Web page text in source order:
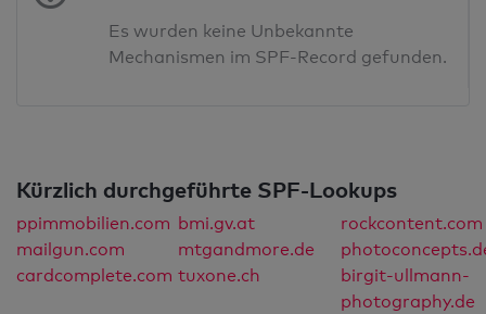
Es wurden keine Unbekannte
Mechanismen im SPF-Record gefunden.
Kürzlich durchgeführte SPF-Lookups
ppimmobilien.com bmi.gv.at
rockcontent.com
mailgun.com
mtgandmore.de
cardcomplete.com tuxone.ch
birgit-ullmann-
photography.de